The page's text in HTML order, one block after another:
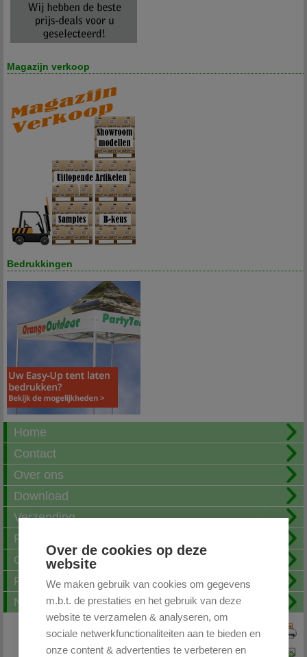
Over de cookies op deze
website
We maken gebruik van cookies om gegevens
m.b.t. de prestaties en het gebruik van deze
website te verzamelen & analyseren, om
sociale netwerkfunctionaliteiten aan te bieden en
onze content & advertenties te verbeteren en
Magazijn verkoop
Bedrukkingen
Home
Contact
Over ons
Download
Verzending
Fotoalbum
Openingstijden
FAQ
Nieuwsbrief
Print deze pagina